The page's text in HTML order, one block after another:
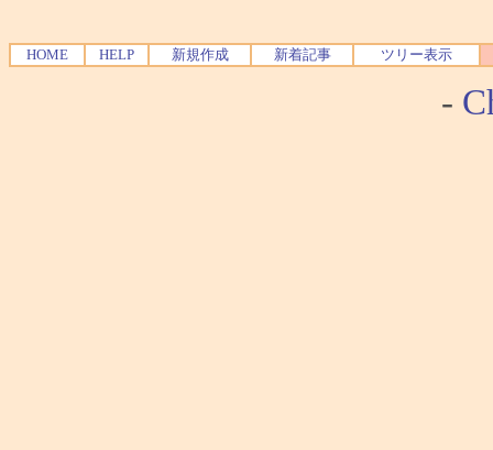
HOME HELP 新規作成 新着記事 ツリー表示
-